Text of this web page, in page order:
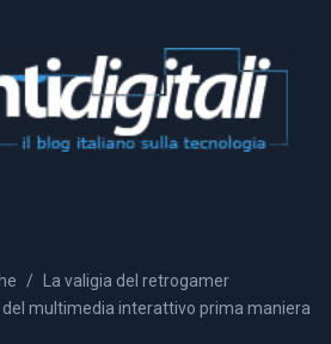
La valigia del retrogamer
del multimedia interattivo prima maniera